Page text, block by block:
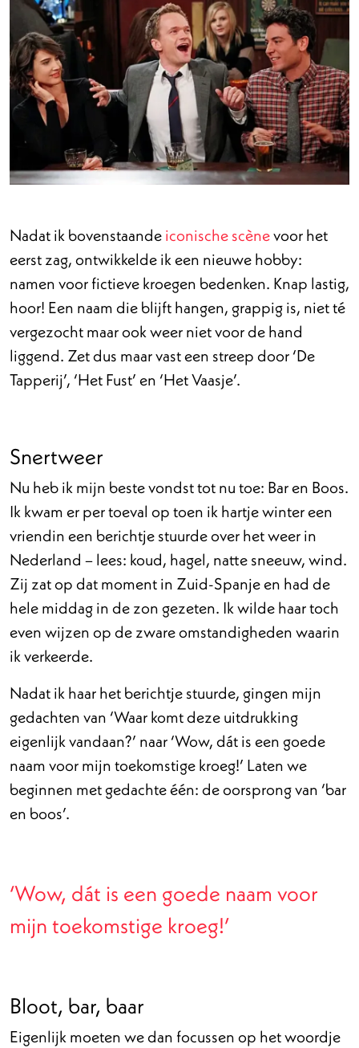
Nadat ik bovenstaande iconische scènevoor het
eerst zag, ontwikkelde ik een nieuwe hobby:
namen voor fictieve kroegen bedenken. Knap lastig,
hoor! Een naam die blijft hangen, grappig is, niet té
vergezocht maar ook weer niet voor de hand
liggend. Zet dus maar vast een streep door ‘De
Tapperij’, ‘Het Fust’ en ‘Het Vaasje’.
Snertweer
Nu heb ik mijn beste vondst tot nu toe: Bar en Boos.
Ik kwam er per toeval op toen ik hartje winter een
vriendin een berichtje stuurde over het weer in
Nederland – lees: koud, hagel, natte sneeuw, wind.
Zij zat op dat moment in Zuid-Spanje en had de
hele middag in de zon gezeten. Ik wilde haar toch
even wijzen op de zware omstandigheden waarin
ik verkeerde.
Nadat ik haar het berichtje stuurde, gingen mijn
gedachten van ‘Waar komt deze uitdrukking
eigenlijk vandaan?’ naar ‘Wow, dát is een goede
naam voor mijn toekomstige kroeg!’ Laten we
beginnen met gedachte één: de oorsprong van ‘bar
en boos’.
‘Wow, dát is een goede naam voor
mijn toekomstige kroeg!’
Bloot, bar, baar
Eigenlijk moeten we dan focussen op het woordje